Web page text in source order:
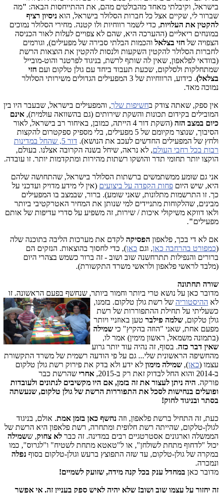
בישראל, וקיבלתי מאחד מהבולטים מהם, את ההתייחסות הבאה: "מה
שברור לי, שקיים אצל כל חברות הסלולר בישראל, הוא ניסיון רציף
להקטין את העלויות, כדי לשמר רווחיות ולו קטנה. מחירי הסלולר נמוכים
במונחים ריאליים (ההערכה היא, שהם לא צפויים לעלות לאור הכניסה
הצפויה של חזי בצלאל והכמות הבלתי סבירה של מפעילים), וגורמים
לחברות הסלולר להקטין השקעות ולנסות להקטין את הוצאות הרשת
(בוודאי לפלאפון, שאין לה שותף לרשת, בניגוד לפרטנר והוט-מובייל
שמתחלקות ולסלקום, שכעת תעבוד ביחד עם גולן טלקום ועם חזי
בצלאל)
. כידוע, הרווחיות של 3 המפעילים הגדולים משירותי הסלולר
נמוכה מאד.
אין ספק, שאתה צודק בחשיפות שלך, והמפעילים בישראל, שבעבר היו בין
המובילים בקידום תכונות והשקת שירותים (גם בהשוואה עולמית), אינם
כיום במצב הזה
(השקת דור 4 הייתה, כמובן, באיחור רב בישראל, לאור
הסיבוך, שנוצר מקיומם של 5 מפעילים, בלי מספיק ספקטרום להקצות
ולחץ של המפעילים החדשים לעכב את הנושא).
דור 5, שהחל במדינות
רבות בכל רחבי העולם, לא נראה, שיחל בשנה הקרובה אצלנו. בעולם,
הוקצו יותר תחומי תדר והושקו רשתות מהירות ומתקדמות יותר. זו עובדה.
אני גם שומע ממשתמשים ברשתות הסלולר בישראל, שהתחושה שלהם
היא, שיש היום פחות הקפדה על ביצועים (אין לי מידע מדויק ועדכני על
כך. זו התרשמות מתלונות, שאני שומע). ברור, שבמצב בו המפעילים
מבינים, שהלקוחות מתניידים למי שנותן את המחיר האטרקטיבי ביותר
ולאו דווקא משיקולי איכות / שירות, זה משפיע על סדרי עדיפות של אותם
מפעילים"
.
אם לא די בכך, פלאפון הפסיקה לקדם את מערכות הליבה בתוכנה שלה
(כמפורט בהרחבה כאן, וגם כאן), כדי לחסוך בהוצאות. הנזקים הם
ברורים והנפילות תתרחשנה שוב ושוב - זה ברור כשמש בצהרי היום
(מלבד לראשי פלאפון ולראשי משרד התקשורת).
שורה תחתונה
מדובר כאן על נושא טרי ביותר וחמור ביותר, שנחשף בפעם הראשונה. זו
לא ההיסטוריה של רשת גולן טלקום. בזמנו,
כשעליתי על תחילת ההתפוררות של רשת
גולן טלקום, שלמה פילבר טען באוזניי ויותר
מפעם אחת, שאני "הוזה בהקיץ" כי שמילה
(בתמונה משמאל, ראשון מימין) אמר לו,
שאין דבר כזה. בסוף, זה נהיה עוד יותר גרוע
מהחשיפה הראשונית שלי... גם על פי הודעה רשמית של משרד התקשורת
עצמו (כאן), שמילה מימון לא ידע ולא בדק את פירוק רשת גולן טלקום
ב-2014 והוא החל לבדוק זאת רק ב-2015,
אחרי שהרשת כבר
פורקה. היה ניתן לעצור את זה בזמן, אם היו מקשיבים לנתונים ולעובדות
ופועלים בנחישות לסכל את התפוררות הרשת של גולן טלקום, שנעשתה
בסתר ובניגוד לחוק!
כעת, זה התחיל ברשת פלאפון, וזה נחשף כאן בזמן אמת. אולם, בניגוד
לגולן-טלקום, שהייתה רשת חלופית ומתחרה, רשת פלאפון היא הרשת של
הממשלה וארגונים אסטרטגיים רבים במדינה. זה כבר לא צחוק, ששמילה
יכול "לדחוף מתחת לשולחן", או ל"טאטא מתחת לשטיח" ו"לגרוס", כמו
במקרה של גולן-טלקום, עד שזה התפוצץ ברעש וגולן-טלקום בסוף נפלה
ונמכרה.
מדובר כאן במחדל ענק בכל קנה מידה, שזועק לשמיים!
זה יחזור על עצמו שוב ושוב! שלא יהיה לאיש ספק בעניין זה. אי אפשר